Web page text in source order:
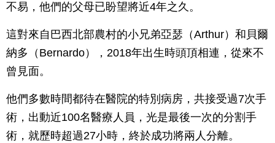
不易，他們的父母已盼望將近4年之久。
這對來自巴西北部農村的小兄弟亞瑟（Arthur）和貝爾
納多（Bernardo），2018年出生時頭頂相連，從來不
曾見面。
他們多數時間都待在醫院的特別病房，共接受過7次手
術，出動近100名醫療人員，光是最後一次的分割手
術，就歷時超過27小時，終於成功將兩人分離。